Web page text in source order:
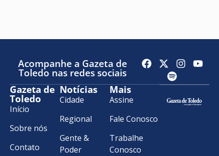
Acompanhe a Gazeta de
Toledo nas redes sociais
Gazeta de
Toledo
Início
Sobre nós
Contato
Notícias
Cidade
Regional
Gente &
Poder
Mais
Assine
Fale Conosco
Trabalhe
Conosco